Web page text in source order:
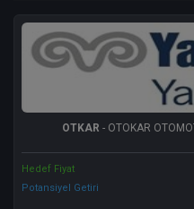
OTKAR - OTOKAR
Hedef Fiyat
Potansiyel Getiri